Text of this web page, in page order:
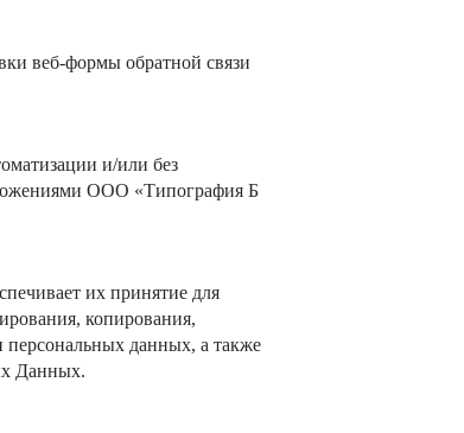
веб-формы обратной связи
и/или без
ООО «Типография Б
их принятие для
копирования,
персональных данных, а также
Данных.